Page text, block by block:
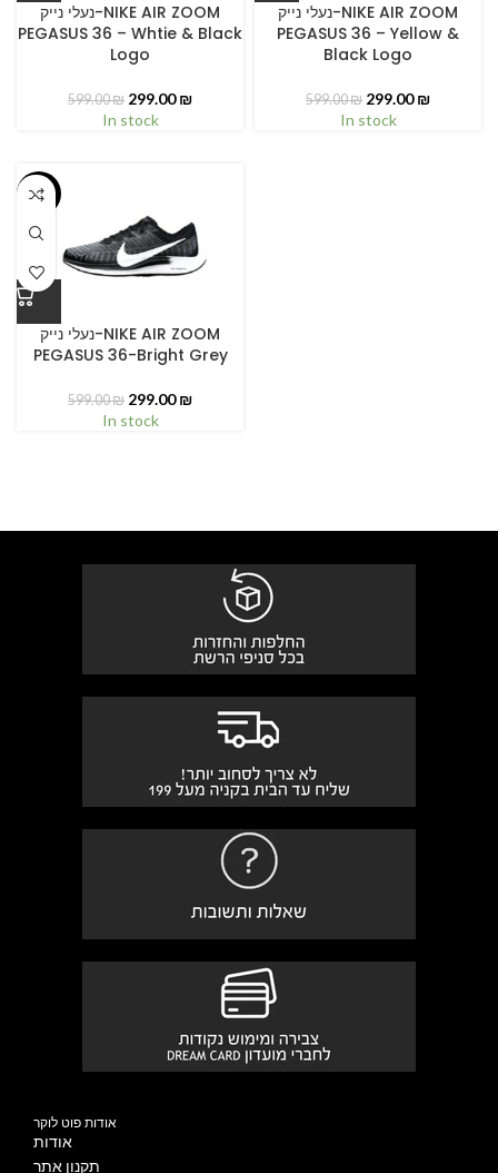
נעלי נייק-NIKE AIR ZOOM
PEGASUS 36 – Whtie & Black
Logo
599.00₪ 299.00₪
In stock
נעלי נייק-NIKE AIR ZOOM
PEGASUS 36 – Yellow &
Black Logo
599.00₪ 299.00₪
In stock
-50%
נעלי נייק-NIKE AIR ZOOM
PEGASUS 36-Bright Grey
599.00₪ 299.00₪
In stock
אודות פוט לוקר
אודות
תקנון אתר